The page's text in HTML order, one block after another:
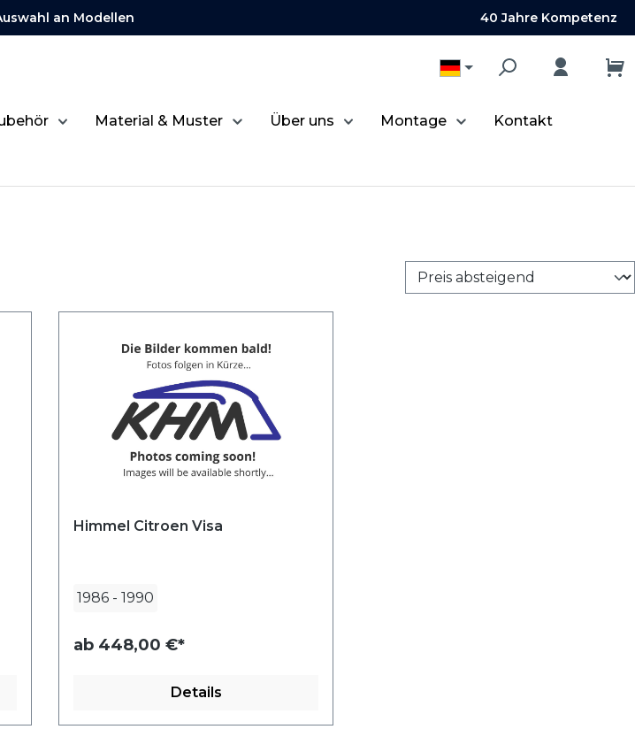
an Modellen 40 Jahre Kompetenz
Material & Muster Über uns Montage Kontakt
Himmel Citroen Visa
1986 - 1990
ab 448,00 €*
Details